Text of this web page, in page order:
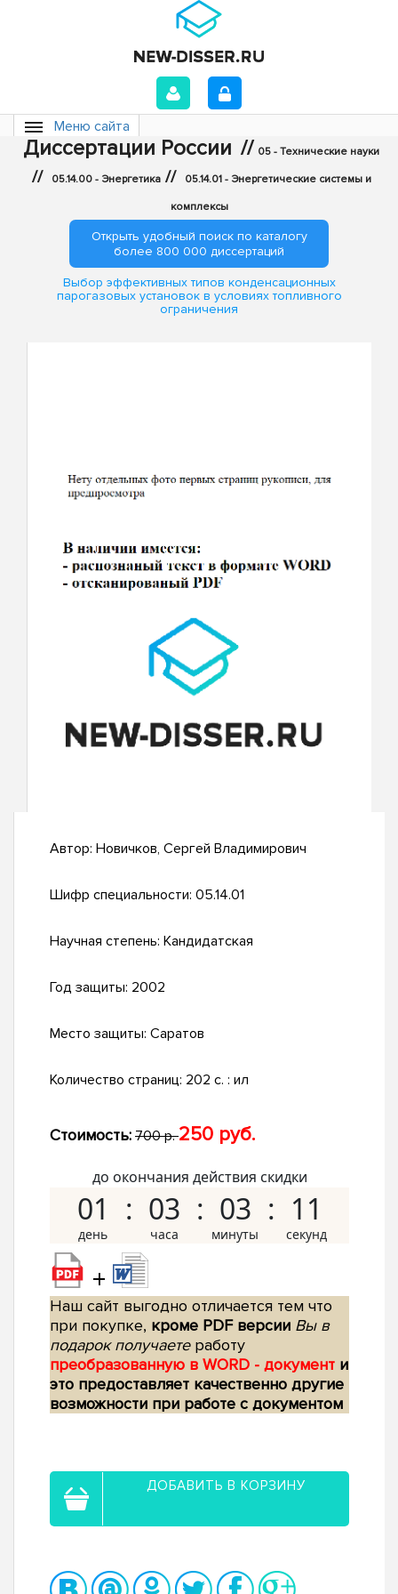
Меню сайта
Диссертации России // 05 - Технические науки
// 05.14.00 - Энергетика // 05.14.01 - Энергетические системы и
комплексы
Открыть удобный поиск по каталогу
более 800 000 диссертаций
Выбор эффективных типов конденсационных
парогазовых установок в условиях топливного
ограничения
Автор: Новичков, Сергей Владимирович
Шифр специальности: 05.14.01
Научная степень: Кандидатская
Год защиты: 2002
Место защиты: Саратов
Количество страниц: 202 с. : ил
Стоимость: 700 р.250 руб.
до окончания действия скидки
01 03 03 11
+
Наш сайт выгодно отличается тем что
при покупке, кроме PDF версии Вы в
подарок получаетеработу
преобразованную в WORD - документ и
это предоставляет качественно другие
возможности при работе с документом
ДОБАВИТЬ В КОРЗИНУ